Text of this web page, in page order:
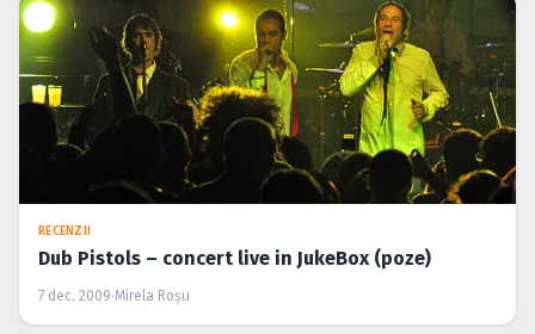
RECENZII
Dub Pistols – concert live in JukeBox (poze)
7 dec. 2009·Mirela Roşu